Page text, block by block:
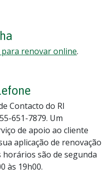
para renovar online.
Contacto do RI
651-7879. Um
de apoio ao cliente
aplicação de renovação
são de segunda
às 19h00.